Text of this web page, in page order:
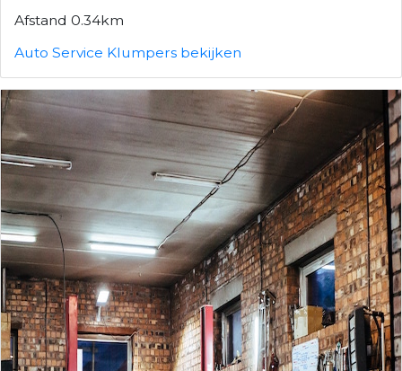
Afstand 0.34km
Auto Service Klumpers bekijken